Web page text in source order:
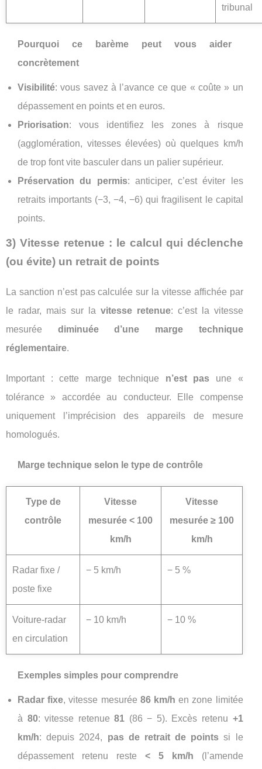
tribunal
Pourquoi ce barème peut vous aider
concrètement
Visibilité: vous savez à l’avance ce que « coûte » un
dépassement en points et en euros.
Priorisation: vous identifiez les zones à risque
(agglomération, vitesses élevées) où quelques km/h
de trop font vite basculer dans un palier supérieur.
Préservation du permis: anticiper, c’est éviter les
retraits importants (−3, −4, −6) qui fragilisent le capital
points.
3) Vitesse retenue : le calcul qui déclenche
(ou évite) un retrait de points
La sanction n’est pas calculée sur la vitesse affichée par
le radar, mais sur la vitesse retenue: c’est la vitesse
mesurée diminuée d’une marge technique
réglementaire.
Important : cette marge technique n’est pas une «
tolérance » accordée au conducteur. Elle compense
uniquement l’imprécision des appareils de mesure
homologués.
Marge technique selon le type de contrôle
Type de
contrôle
Vitesse
mesurée < 100
km/h
Vitesse
mesurée ≥ 100
km/h
Radar fixe /
poste fixe
− 5 km/h − 5 %
Voiture-radar
en circulation
− 10 km/h − 10 %
Exemples simples pour comprendre
Radar fixe, vitesse mesurée 86 km/h en zone limitée
à 80: vitesse retenue81 (86 − 5). Excès retenu +1
km/h: depuis 2024, pas de retrait de points si le
dépassement retenu reste < 5 km/h (l’amende